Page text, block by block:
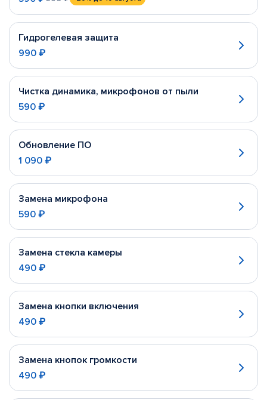
Гидрогелевая защита
990 ₽
Чистка динамика, микрофонов от пыли
590 ₽
Обновление ПО
1 090 ₽
Замена микрофона
590 ₽
Замена стекла камеры
490 ₽
Замена кнопки включения
490 ₽
Замена кнопок громкости
490 ₽